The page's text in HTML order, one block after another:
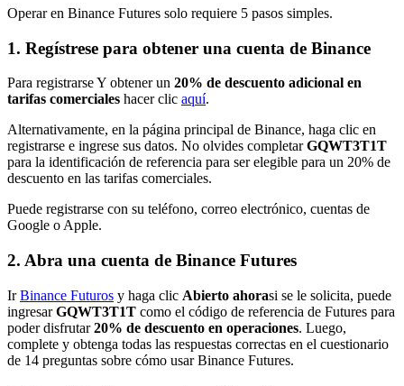
Operar en Binance Futures solo requiere 5 pasos simples.
1. Regístrese para obtener una cuenta de Binance
Para registrarse Y obtener un 20% de descuento adicional en
tarifas comerciales hacer clic aquí.
Alternativamente, en la página principal de Binance, haga clic en
registrarse e ingrese sus datos. No olvides completarGQWT3T1T
para la identificación de referencia para ser elegible para un 20% de
descuento en las tarifas comerciales.
Puede registrarse con su teléfono, correo electrónico, cuentas de
Google o Apple.
2. Abra una cuenta de Binance Futures
IrBinance Futuros y haga clic Abierto ahorasi se le solicita, puede
ingresarGQWT3T1T como el código de referencia de Futures para
poder disfrutar20% de descuento en operaciones. Luego,
complete y obtenga todas las respuestas correctas en el cuestionario
de 14 preguntas sobre cómo usar Binance Futures.